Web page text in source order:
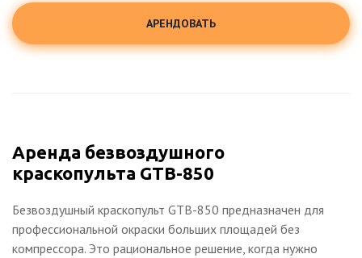
АРЕНДОВАТЬ
Аренда безвоздушного
краскопульта GTB-850
Безвоздушный краскопульт GTB-850 предназначен для
профессиональной окраски больших площадей без
компрессора. Это рациональное решение, когда нужно